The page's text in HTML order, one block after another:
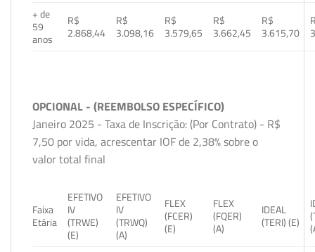
+ de
59
anos
R$
2.868,44
R$
3.098,16
R$
3.579,65
R$
3.662,45
R$
3.615,70
OPCIONAL - (REEMBOLSO ESPECÍFICO)
Janeiro 2025 - Taxa de Inscrição: (Por Contrato) - R$
7,50 por vida, acrescentar IOF de 2,38% sobre o
valor total final
Faixa
Etária
EFETIVO
IV
(TRWE)
(E)
EFETIVO
IV
(TRWQ)
(A)
FLEX
(FCER)
(E)
FLEX
(FQER)
(A)
IDEAL
(TERI) (E)